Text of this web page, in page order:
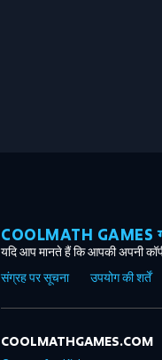
COOLMATH GAMES
यदि आप मानते हैं कि आपकी अपनी
संग्रह पर सूचना
उपयोग की शर्तें
COOLMATHGAMES.COM